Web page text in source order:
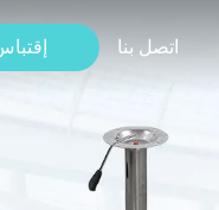
اتصل بنا